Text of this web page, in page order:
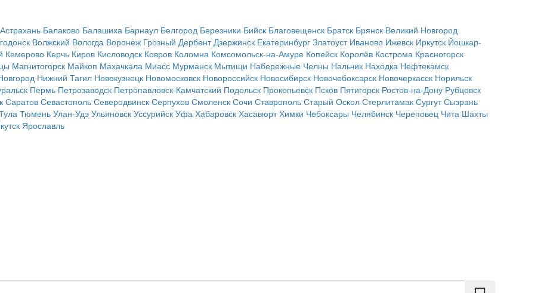
Астрахань Балаково Балашиха Барнаул Белгород Березники Бийск Благовещенск Братск Брянск Великий Новгород
Волжский Вологда Воронеж Грозный Дербент Дзержинск Екатеринбург Златоуст Иваново Ижевск Иркутск Йошкар-
Кемерово Керчь Киров Кисловодск Ковров Коломна Комсомольск-на-Амуре Копейск Королёв Кострома Красногорск
Магнитогорск Майкоп Махачкала Миасс Мурманск Мытищи Набережные Челны Нальчик Находка Нефтекамск
Нижний Тагил Новокузнецк Новомосковск Новороссийск Новосибирск Новочебоксарск Новочеркасск Норильск
Пермь Петрозаводск Петропавловск-Камчатский Подольск Прокопьевск Псков Пятигорск Ростов-на-Дону Рубцовск
Саратов Севастополь Северодвинск Серпухов Смоленск Сочи Ставрополь Старый Оскол Стерлитамак Сургут Сызрань
Тюмень Улан-Удэ Ульяновск Уссурийск Уфа Хабаровск Хасавюрт Химки Чебоксары Челябинск Череповец Чита Шахты
Ярославль